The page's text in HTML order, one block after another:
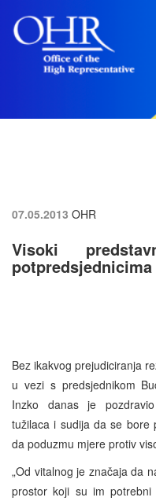
07.05.2013 OHR
Visoki
potpredsjednicima
Bez ikakvog prejudiciranja
u vezi s predsjednikom
Inzko danas je
tužilaca i sudija da se bore
da poduzmu mjere protiv
„Od vitalnog je značaja da
prostor koji su im